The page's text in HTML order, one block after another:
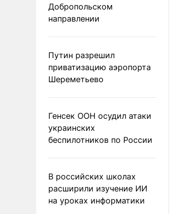
Добропольском
направлении
Путин разрешил
приватизацию аэропорта
Шереметьево
Генсек ООН осудил атаки
украинских
беспилотников по России
В российских школах
расширили изучение ИИ
на уроках информатики